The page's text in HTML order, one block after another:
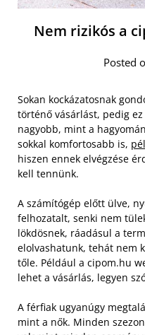
Nem rizikós a
Posted
Sokan kockázatosnak
történő vásárlást, pedig
nagyobb, mint a
sokkal komfortosabb is,
hiszen ennek elvégzése
kell tennünk.
A számítógép előtt ülve,
felhozatalt, senki nem
lökdösnek, ráadásul a
elolvashatunk, tehát nem
tőle. Például a cipom.hu
lehet a vásárlás, legyen
A férfiak ugyanúgy
mint a nők. Minden